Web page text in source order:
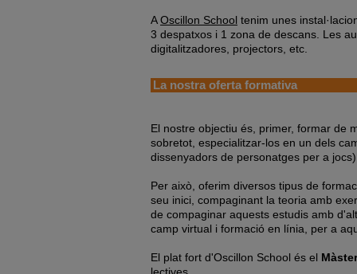
AOscillon School tenim unes
3 despatxos i 1 zona de descans. Les
digitalitzadores, projectors, etc.
La nostra oferta formativa
El nostre objectiu és, primer, formar de
sobretot, especialitzar-los en un dels
dissenyadors de personatges per a
Per això, oferim diversos tipus de
seu inici, compaginant la teoria amb
de compaginar aquests estudis amb
camp virtual i formació en línia, per a
El plat fort d'Oscillon School és el
lectives.